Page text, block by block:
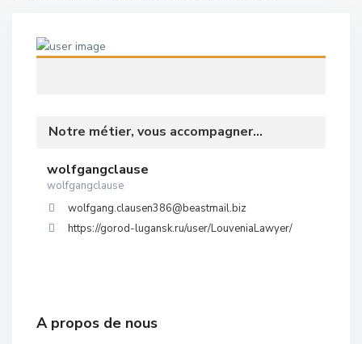
Notre métier, vous accompagner...
wolfgangclause
wolfgangclause
wolfgang.clausen386@beastmail.biz
https://gorod-lugansk.ru/user/LouveniaLawyer/
A propos de nous